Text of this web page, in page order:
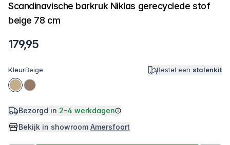
Scandinavische barkruk Niklas gerecyclede stof
beige 78 cm
179,95
KleurBeige Bestel een stalenkit
Bezorgd in 2-4 werkdagen
Bekijk in showroom Amersfoort